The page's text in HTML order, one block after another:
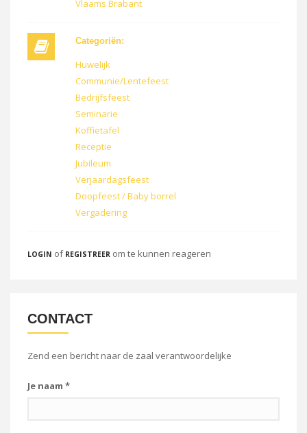
Vlaams Brabant
Categoriën:
Huwelijk
Communie/Lentefeest
Bedrijfsfeest
Seminarie
Koffietafel
Receptie
Jubileum
Verjaardagsfeest
Doopfeest / Baby borrel
Vergadering
LOGIN of REGISTREER om te kunnen reageren
CONTACT
Zend een bericht naar de zaal verantwoordelijke
Je naam *